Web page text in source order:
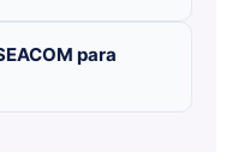
para